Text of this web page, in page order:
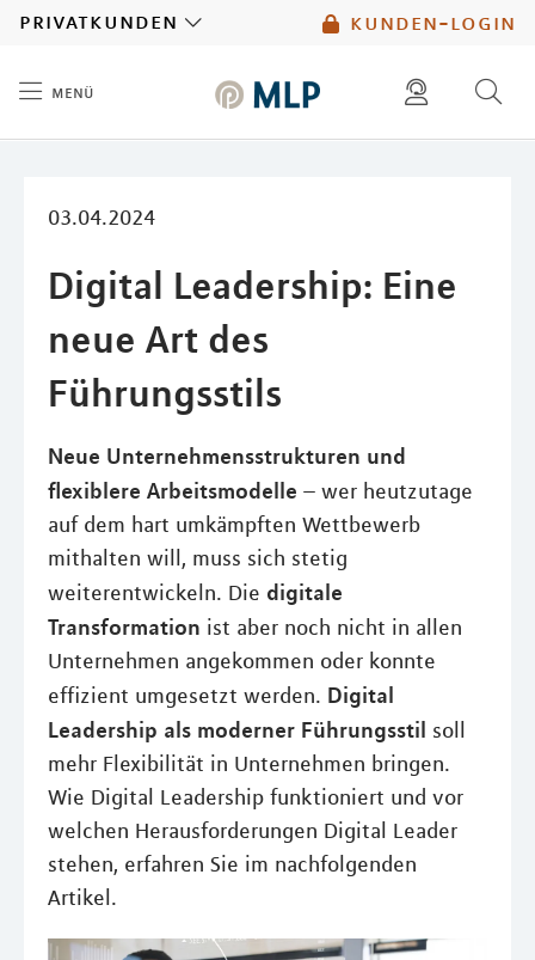
kunden-login
privatkunden
menü
03.04.2024
Digital Leadership: Eine
neue Art des
Führungsstils
Neue Unternehmensstrukturen und
flexiblere Arbeitsmodelle – wer heutzutage
auf dem hart umkämpften Wettbewerb
mithalten will, muss sich stetig
weiterentwickeln. Die digitale
Transformation ist aber noch nicht in allen
Unternehmen angekommen oder konnte
effizient umgesetzt werden. Digital
Leadership als moderner Führungsstil soll
mehr Flexibilität in Unternehmen bringen.
Wie Digital Leadership funktioniert und vor
welchen Herausforderungen Digital Leader
stehen, erfahren Sie im nachfolgenden
Artikel.